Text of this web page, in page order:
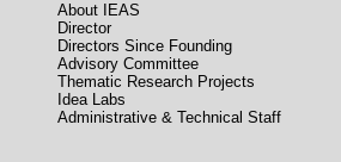
About IEAS
Director
Directors Since Founding
Advisory Committee
Thematic Research Projects
Idea Labs
Administrative & Technical Staff